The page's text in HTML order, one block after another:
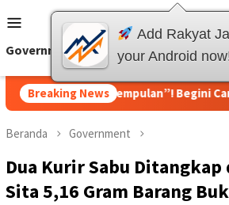
ke
konten
Menu
Mobile
Government Other Business
Breaking News
Bekas “Dempulan”! Begini Cara Cek
Beranda Government
Dua Kurir Sabu
Sita 5,16 Gram Barang
Add Rakyat
your Android